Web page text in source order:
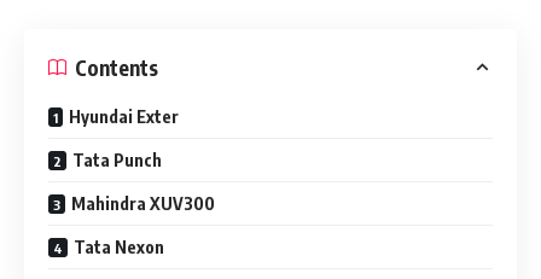
Contents
Hyundai Exter
Tata Punch
Mahindra XUV300
Tata Nexon